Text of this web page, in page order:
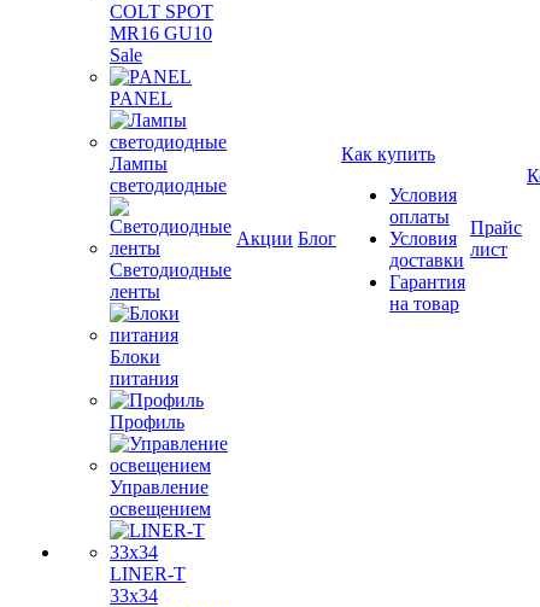
COLT SPOT
MR16 GU10
Sale
PANEL
Лампы
светодиодные
Светодиодные
ленты
Блоки
питания
Профиль
Управление
освещением
LINER-T
33x34
Акции Блог
Как купить
Условия
оплаты
Условия
доставки
Гарантия
на товар
Прайс
лист